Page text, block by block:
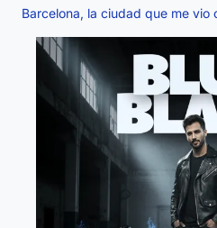
Barcelona, la ciudad que me vio